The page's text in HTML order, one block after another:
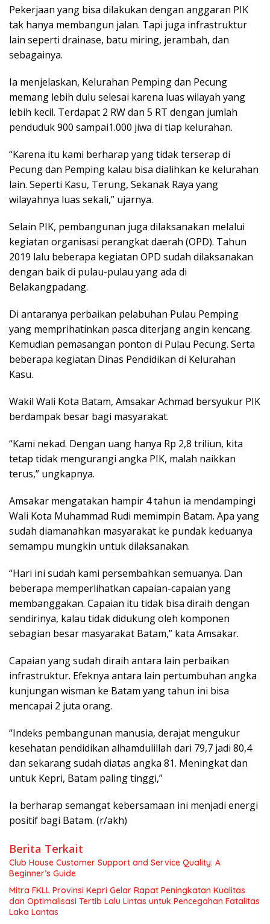
Pekerjaan yang bisa dilakukan dengan anggaran PIK
tak hanya membangun jalan. Tapi juga infrastruktur
lain seperti drainase, batu miring, jerambah, dan
sebagainya.
Ia menjelaskan, Kelurahan Pemping dan Pecung
memang lebih dulu selesai karena luas wilayah yang
lebih kecil. Terdapat 2 RW dan 5 RT dengan jumlah
penduduk 900 sampai1.000 jiwa di tiap kelurahan.
“Karena itu kami berharap yang tidak terserap di
Pecung dan Pemping kalau bisa dialihkan ke kelurahan
lain. Seperti Kasu, Terung, Sekanak Raya yang
wilayahnya luas sekali,” ujarnya.
Selain PIK, pembangunan juga dilaksanakan melalui
kegiatan organisasi perangkat daerah (OPD). Tahun
2019 lalu beberapa kegiatan OPD sudah dilaksanakan
dengan baik di pulau-pulau yang ada di
Belakangpadang.
Di antaranya perbaikan pelabuhan Pulau Pemping
yang memprihatinkan pasca diterjang angin kencang.
Kemudian pemasangan ponton di Pulau Pecung. Serta
beberapa kegiatan Dinas Pendidikan di Kelurahan
Kasu.
Wakil Wali Kota Batam, Amsakar Achmad bersyukur PIK
berdampak besar bagi masyarakat.
“Kami nekad. Dengan uang hanya Rp 2,8 triliun, kita
tetap tidak mengurangi angka PIK, malah naikkan
terus,” ungkapnya.
Amsakar mengatakan hampir 4 tahun ia mendampingi
Wali Kota Muhammad Rudi memimpin Batam. Apa yang
sudah diamanahkan masyarakat ke pundak keduanya
semampu mungkin untuk dilaksanakan.
“Hari ini sudah kami persembahkan semuanya. Dan
beberapa memperlihatkan capaian-capaian yang
membanggakan. Capaian itu tidak bisa diraih dengan
sendirinya, kalau tidak didukung oleh komponen
sebagian besar masyarakat Batam,” kata Amsakar.
Capaian yang sudah diraih antara lain perbaikan
infrastruktur. Efeknya antara lain pertumbuhan angka
kunjungan wisman ke Batam yang tahun ini bisa
mencapai 2 juta orang.
“Indeks pembangunan manusia, derajat mengukur
kesehatan pendidikan alhamdulillah dari 79,7 jadi 80,4
dan sekarang sudah diatas angka 81. Meningkat dan
untuk Kepri, Batam paling tinggi,”
Ia berharap semangat kebersamaan ini menjadi energi
positif bagi Batam. (r/akh)
Berita Terkait
Club House Customer Support and Service Quality: A
Beginner’s Guide
Mitra FKLL Provinsi Kepri Gelar Rapat Peningkatan Kualitas
dan Optimalisasi Tertib Lalu Lintas untuk Pencegahan Fatalitas
Laka Lantas